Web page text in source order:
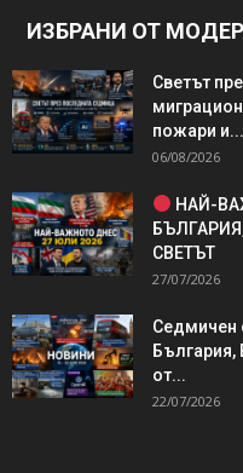
ИЗБРАНИ ОТ
Светът
пожари и...
06/08/2026
НАЙ-
СВЕТЪТ
27/07/2026
Седмичен
България,
от...
22/07/2026